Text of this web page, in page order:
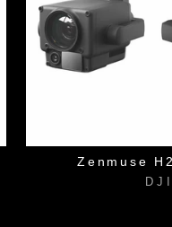
Zenmuse
DJI